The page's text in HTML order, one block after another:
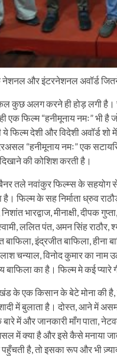
और इंटरनेशनल अवॉर्ड जितने
अलग करने ही होड़ लगी है।
एक फिल्म “हनीमूनाय नमः”
ये फिल्म देशी और विदेशी अवॉर्ड
“हनीमूनाय नमः” एक
की कोशिश करती है।
तले नवांकुर फिल्म्स के सहयोग
है। फिल्म के सह निर्माता ध्रुव
भारद्वाज, मीनाक्षी, दीपक
ललित पंत, अमन सिंह राठौर,
इंद्रजीत बाफिला, हीना
चन्याल, विनोद कुमार का
बाफिला का है। फिल्म मे कई
के एक किसान के बेटे मोना की
में बुलाता है। दोस्त, आने में
में और जानकारी माँग पाता,
में क्या है और इसे कैसे मनाया
पहुँचती है, तो इसका रूप और भी